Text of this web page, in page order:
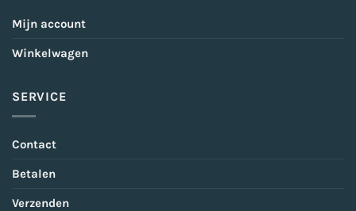
Mijn account
Winkelwagen
SERVICE
Contact
Betalen
Verzenden